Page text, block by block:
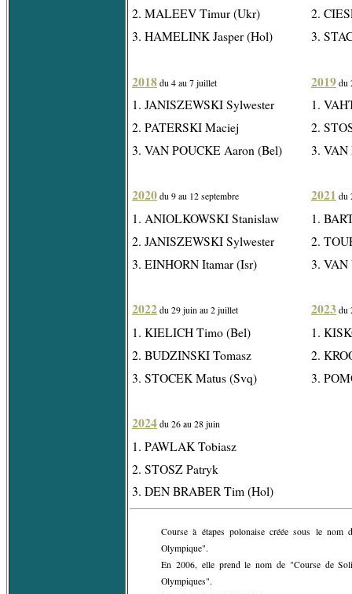
2. MALEEV Timur (Ukr)
3. HAMELINK Jasper (Hol)
2018 du 4 au 7 juillet
1. JANISZEWSKI Sylwester
2. PATERSKI Maciej
3. VAN POUCKE Aaron (Bel)
2020 du 9 au 12 septembre
1. ANIOLKOWSKI Stanislaw
2. JANISZEWSKI Sylwester
3. EINHORN Itamar (Isr)
2022 du 29 juin au 2 juillet
1. KIELICH Timo (Bel)
2. BUDZINSKI Tomasz
3. STOCEK Matus (Svq)
2024 du 26 au 28 juin
1. PAWLAK Tobiasz
2. STOSZ Patryk
3. DEN BRABER Tim (Hol)
2.
3.
2019 du
1.
2.
3. VAN
2021 du
1.
2.
3. VAN
2023 du
1.
2.
3.
Course à étapes polonaise créée sous le nom
Olympique".
En 2006, elle prend le nom de "Course de
Olympiques".